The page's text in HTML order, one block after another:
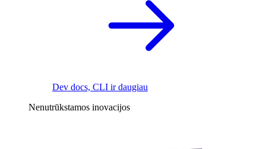
Dev docs, CLI ir daugiau
Nenutrūkstamos inovacijos